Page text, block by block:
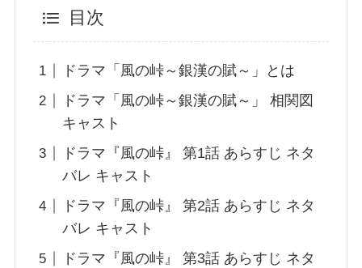
目次
ドラマ「風の峠～銀漢の賦～」とは
ドラマ「風の峠～銀漢の賦～」 相関図
キャスト
ドラマ『風の峠』 第1話 あらすじ ネタ
バレ キャスト
ドラマ『風の峠』 第2話 あらすじ ネタ
バレ キャスト
ドラマ『風の峠』 第3話 あらすじ ネタ